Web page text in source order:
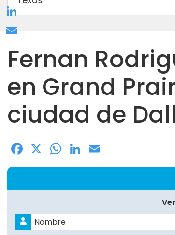
Fernan
en Grand
ciudad de
Facebook
X WhatsApp
LinkedIn
Nombre*
WhatsApp
LinkedIn